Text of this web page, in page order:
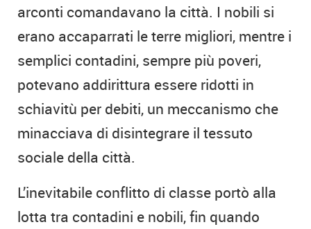
arconti comandavano la città. I nobili si
erano accaparrati le terre migliori, mentre i
semplici contadini, sempre più poveri,
potevano addirittura essere ridotti in
schiavitù per debiti, un meccanismo che
minacciava di disintegrare il tessuto
sociale della città.
L’inevitabile conflitto di classe portò alla
lotta tra contadini e nobili, fin quando